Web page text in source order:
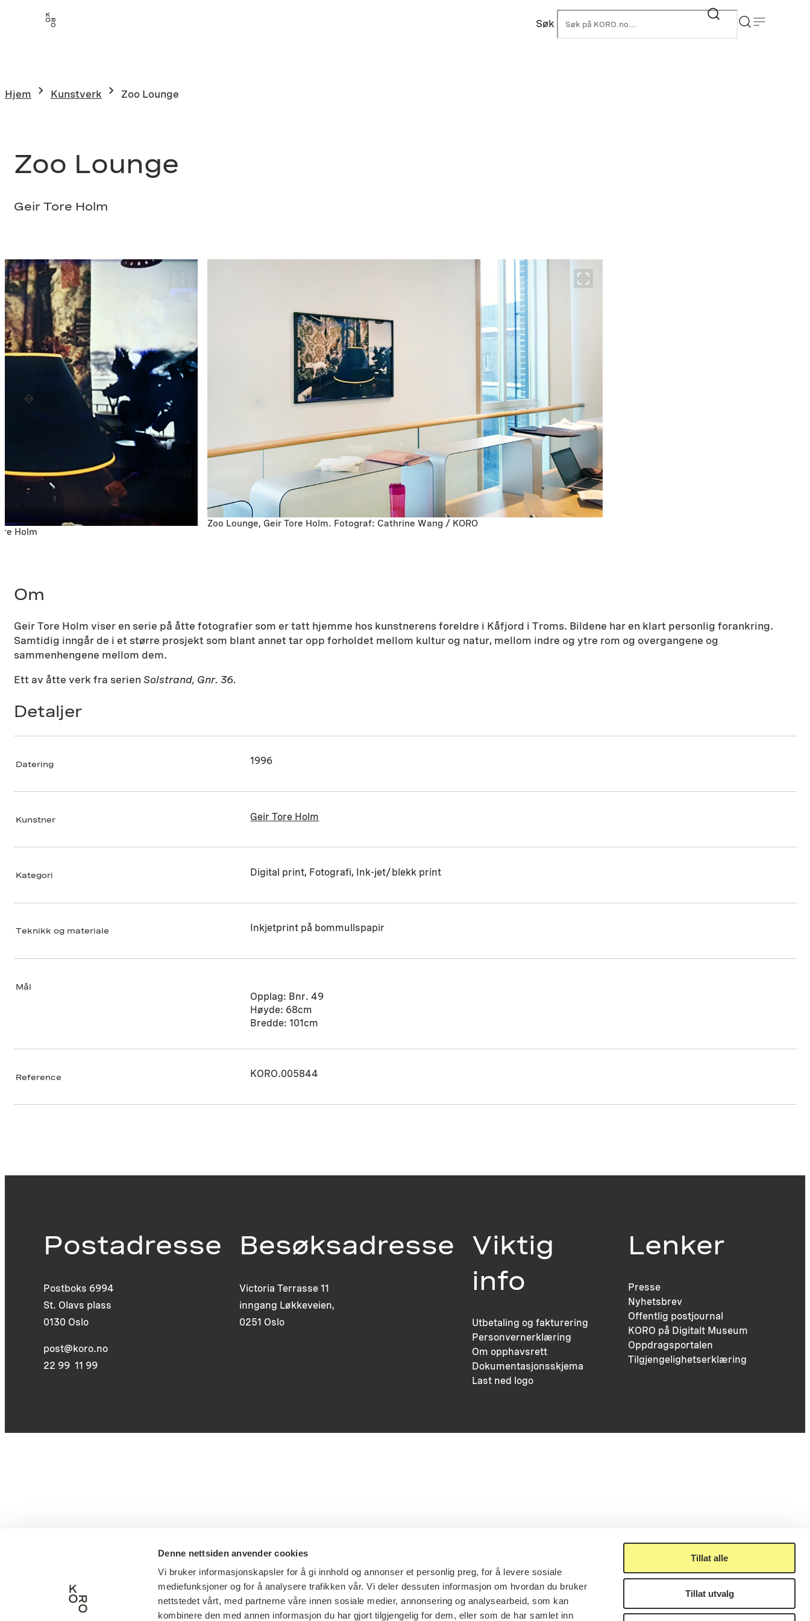
Denne nettsiden anvender cookies
Vi bruker informasjonskapsler for å gi innhold og annonser et personlig preg, for å levere sosiale
mediefunksjoner og for å analysere trafikken vår. Vi deler dessuten informasjon om hvordan du bruker
nettstedet vårt, med partnerne våre innen sosiale medier, annonsering og analysearbeid, som kan
kombinere den med annen informasjon du har gjort tilgjengelig for dem, eller som de har samlet inn
Tillat alle
Tillat utvalg
Søk
Hjem Kunstverk Zoo Lounge
Zoo Lounge
Geir Tore Holm
Holm
Zoo Lounge, Geir Tore Holm. Fotograf: Cathrine Wang / KORO
Om
Geir Tore Holm viser en serie på åtte fotografier som er tatt hjemme hos kunstnerens foreldre i Kåfjord i Troms. Bildene har en klart personlig forankring.
Samtidig inngår de i et større prosjekt som blant annet tar opp forholdet mellom kultur og natur, mellom indre og ytre rom og overgangene og
sammenhengene mellom dem.
Ett av åtte verk fra serien Solstrand, Gnr. 36.
Detaljer
Datering 1996
Kunstner Geir Tore Holm
Kategori Digital print, Fotografi, Ink-jet/blekk print
Teknikk og materiale Inkjetprint på bommullspapir
Mål
Opplag: Bnr. 49
Høyde: 68cm
Bredde: 101cm
Reference KORO.005844
Postadresse
Postboks 6994
St. Olavs plass
0130 Oslo
post@koro.no
22 99 11 99
Besøksadresse
Victoria Terrasse 11
inngang Løkkeveien,
0251 Oslo
Viktig
info
Utbetaling og fakturering
Personvernerklæring
Om opphavsrett
Dokumentasjonsskjema
Last ned logo
Lenker
Presse
Nyhetsbrev
Offentlig postjournal
KORO på Digitalt Museum
Oppdragsportalen
Tilgjengelighetserklæring